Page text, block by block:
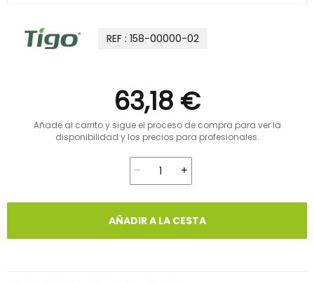
REF : 158-00000-02
63,18 €
Añade al carrito y sigue el proceso de compra para ver la
disponibilidad y los precios para profesionales.
AÑADIR A LA CESTA